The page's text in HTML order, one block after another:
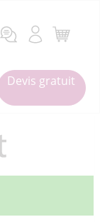
Devis gratuit